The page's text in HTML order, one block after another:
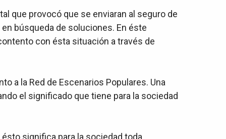
que provocó que se enviaran al seguro de
búsqueda de soluciones. En éste
con ésta situación a través de
a la Red de Escenarios Populares. Una
el significado que tiene para la sociedad
significa para la sociedad toda.